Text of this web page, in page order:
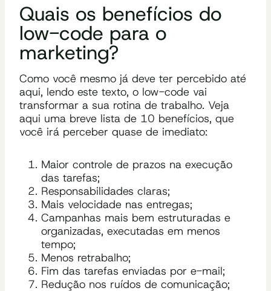
Quais os benefícios do
low-code para o
marketing?
Como você mesmo já deve ter percebido até
aqui, lendo este texto, o low-code vai
transformar a sua rotina de trabalho. Veja
aqui uma breve lista de 10 benefícios, que
você irá perceber quase de imediato:
Maior controle de prazos na execução
das tarefas;
Responsabilidades claras;
Mais velocidade nas entregas;
Campanhas mais bem estruturadas e
organizadas, executadas em menos
tempo;
Menos retrabalho;
Fim das tarefas enviadas por e-mail;
Redução nos ruídos de comunicação;